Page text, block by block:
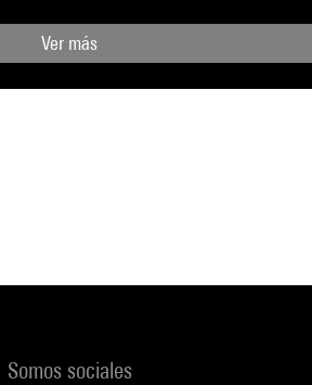
Ver más
Somos sociales